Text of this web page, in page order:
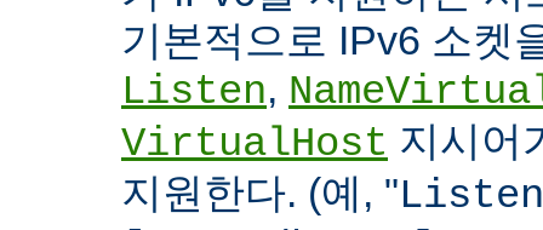
기본적으로 IPv6 소켓
Listen,
VirtualHost 지시어
지원한다. (예, "Listen